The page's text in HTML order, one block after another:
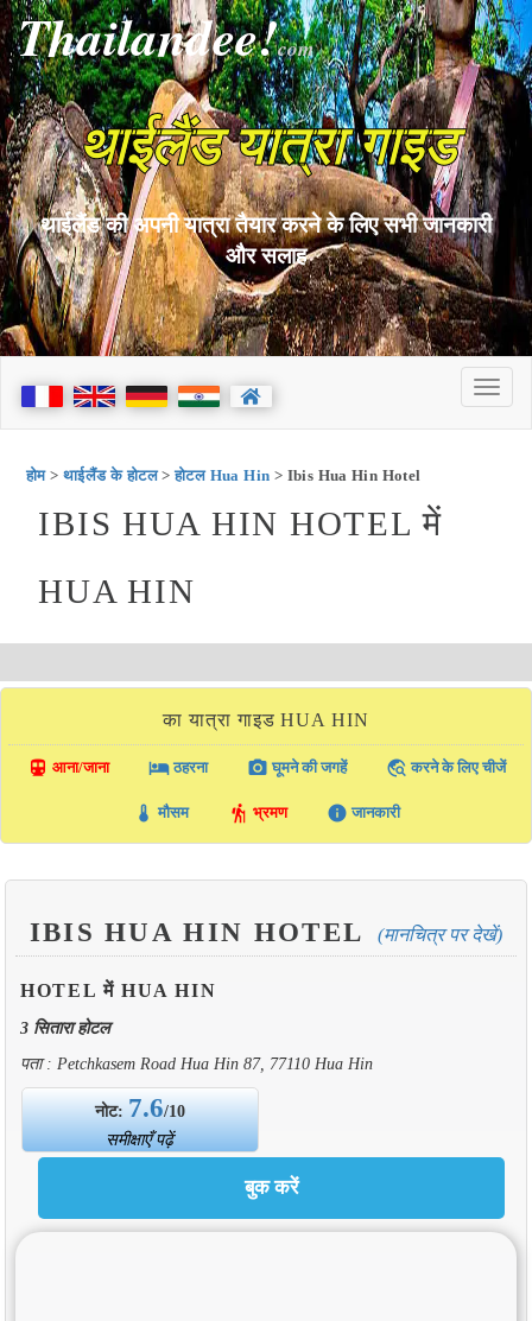
Thailandee!com
थाईलैंड यात्रा गाइड
थाईलैंड की अपनी यात्रा तैयार करने के लिए सभी जानकारी
और सलाह
होम>थाईलैंड के होटल>होटल Hua Hin > Ibis Hua Hin Hotel
IBIS HUA HIN HOTEL में
HUA HIN
का यात्रा गाइड HUA HIN
directions_transit आना/जाना local_hotelठहरना photo_camera घूमने की जगहें travel_explore करने के लिए चीजें
thermostat मौसम hiking भ्रमण info जानकारी
IBIS HUA HIN HOTEL (मानचित्र पर देखें)
HOTEL में HUA HIN
3 सितारा होटल
पता : Petchkasem Road Hua Hin 87, 77110 Hua Hin
नोट: 7.6/10
समीक्षाएँ पढ़ें